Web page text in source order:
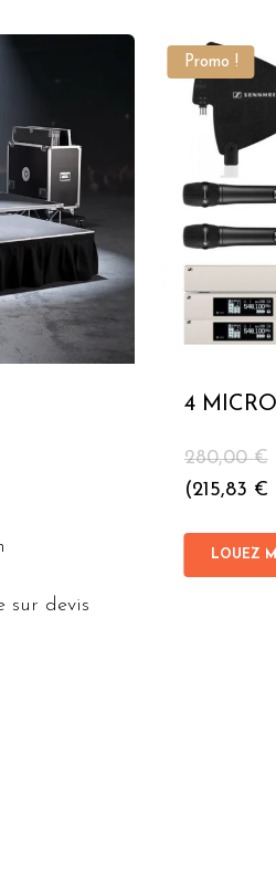
sur devis
Promo !
4
280,00€
(215,83 €
LOUEZ